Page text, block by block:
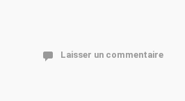
Laisser un commentaire